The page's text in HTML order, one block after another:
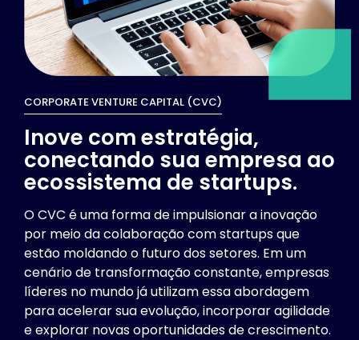
CORPORATE VENTURE CAPITAL (CVC)
Inove com estratégia,
conectando sua empresa ao
ecossistema de startups.
O CVC é uma forma de impulsionar a inovação
por meio da colaboração com startups que
estão moldando o futuro dos setores. Em um
cenário de transformação constante, empresas
líderes no mundo já utilizam essa abordagem
para acelerar sua evolução, incorporar agilidade
e explorar novas oportunidades de crescimento.